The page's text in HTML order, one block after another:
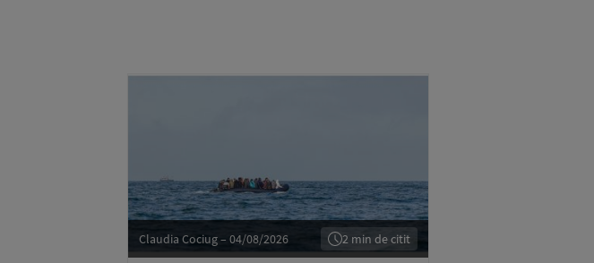
Claudia Cociug – 04/08/2026 2 min de citit